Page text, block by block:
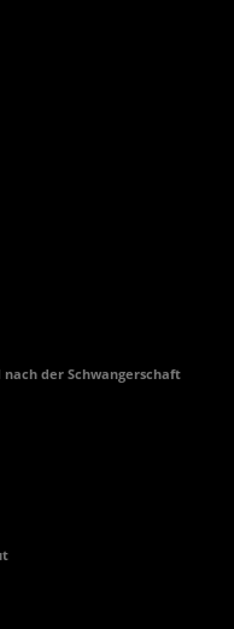
der Schwangerschaft